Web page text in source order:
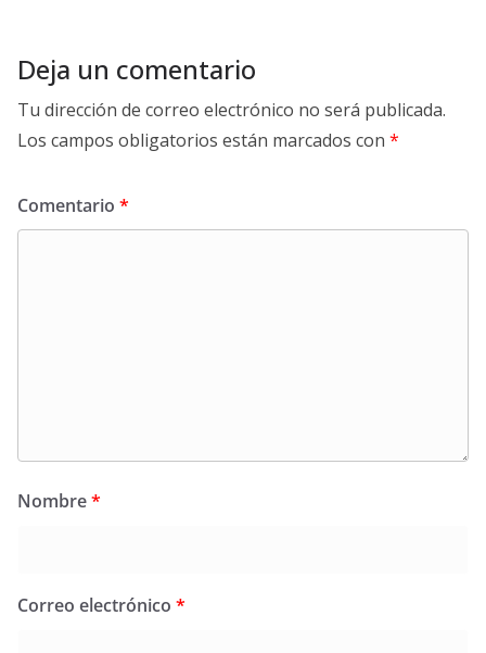
Deja un comentario
Tu dirección de correo electrónico no será publicada.
Los campos obligatorios están marcados con *
Comentario *
Nombre*
Correo electrónico *